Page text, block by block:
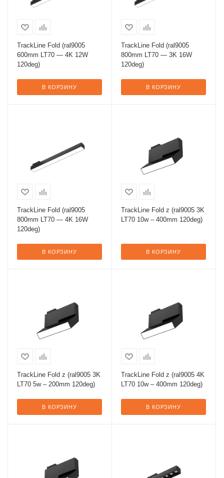
TrackLine Fold (ral9005
600mm LT70 — 4K 12W
120deg)
В КОРЗИНУ
TrackLine Fold (ral9005
800mm LT70 — 3K 16W
120deg)
В КОРЗИНУ
TrackLine Fold (ral9005
800mm LT70 — 4K 16W
120deg)
В КОРЗИНУ
TrackLine Fold z (ral9005 3K
LT70 10w – 400mm 120deg)
В КОРЗИНУ
TrackLine Fold z (ral9005 3K
LT70 5w – 200mm 120deg)
В КОРЗИНУ
TrackLine Fold z (ral9005 4K
LT70 10w – 400mm 120deg)
В КОРЗИНУ